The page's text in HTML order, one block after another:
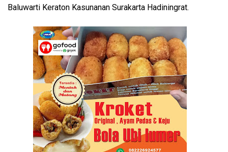
Baluwarti Keraton Kasunanan Surakarta Hadiningrat.